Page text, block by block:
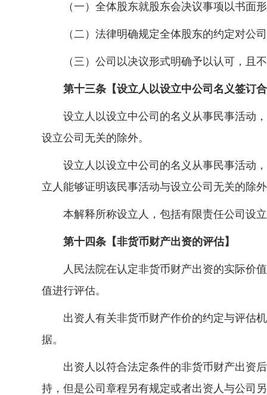
（一）全体股东就股东会决议事项以书面形
（二）法律明确规定全体股东的约定对公司
（三）公司以决议形式明确予以认可，且不
第十三条【设立人以设立中公司名义签订
设立人以设立中公司的名义从事民事活动，
设立公司无关的除外。
设立人以设立中公司的名义从事民事活动，
立人能够证明该民事活动与设立公司无关的除
本解释所称设立人，包括有限责任公司设立
第十四条【非货币财产出资的评估】
人民法院在认定非货币财产出资的实际价值
值进行评估。
出资人有关非货币财产作价的约定与评估机
据。
出资人以符合法定条件的非货币财产出资后
持，但是公司章程另有规定或者出资人与公司